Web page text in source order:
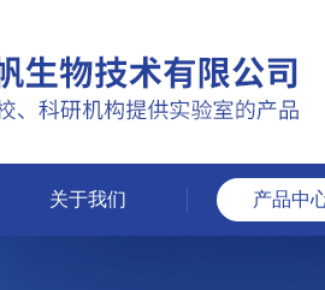
关于我们 产品中